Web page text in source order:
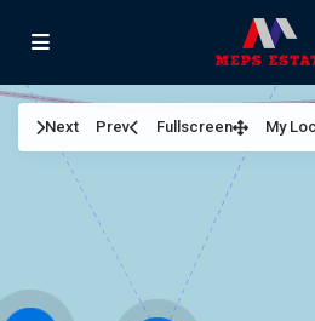
My
Fullscreen
Prev
Next